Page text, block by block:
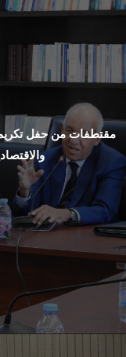
مقتطفات من حفل تكريم